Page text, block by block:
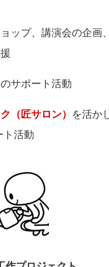
ップ、講演会の企画
サポート活動
（匠サロン） を活か
ト活動